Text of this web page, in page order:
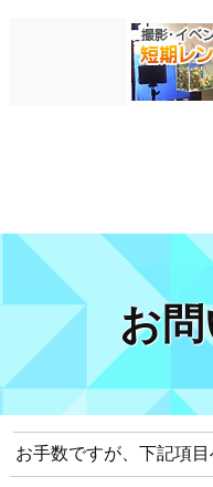
お
お手数ですが、下記項